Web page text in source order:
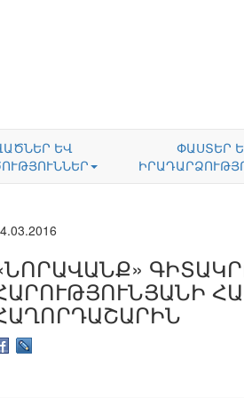
ԵՎ
ՓԱՍՏԵՐ